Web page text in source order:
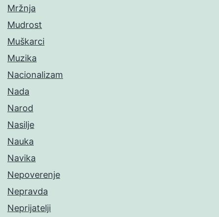
Mržnja
Mudrost
Muškarci
Muzika
Nacionalizam
Nada
Narod
Nasilje
Nauka
Navika
Nepoverenje
Nepravda
Neprijatelji